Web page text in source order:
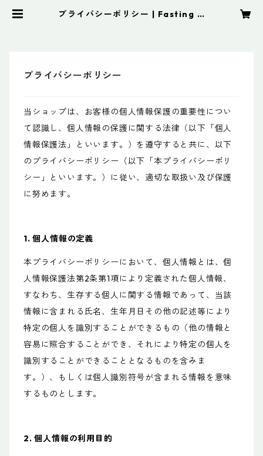
プライバシーポリシー | Fasting M
プライバシーポリシー
当ショップは、お客様の個人情報保護の重要性につい
て認識し、個人情報の保護に関する法律（以下「個人
情報保護法」といいます。）を遵守すると共に、以下
のプライバシーポリシー（以下「本プライバシーポリ
シー」といいます。）に従い、適切な取扱い及び保護
に努めます。
1. 個人情報の定義
本プライバシーポリシーにおいて、個人情報とは、個
人情報保護法第2条第1項により定義された個人情報、
すなわち、生存する個人に関する情報であって、当該
情報に含まれる氏名、生年月日その他の記述等により
特定の個人を識別することができるもの（他の情報と
容易に照合することができ、それにより特定の個人を
識別することができることとなるものを含みま
す。）、もしくは個人識別符号が含まれる情報を意味
するものとします。
2. 個人情報の利用目的